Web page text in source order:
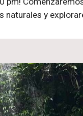
naturales y